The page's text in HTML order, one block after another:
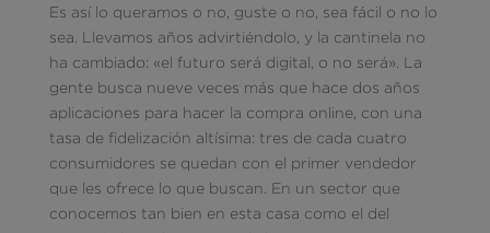
Es así lo queramos o no, guste o no, sea fácil o no lo
sea. Llevamos años advirtiéndolo, y la cantinela no
ha cambiado: «el futuro será digital, o no será». La
gente busca nueve veces más que hace dos años
aplicaciones para hacer la compra online, con una
tasa de fidelización altísima: tres de cada cuatro
consumidores se quedan con el primer vendedor
que les ofrece lo que buscan. En un sector que
conocemos tan bien en esta casa como el del